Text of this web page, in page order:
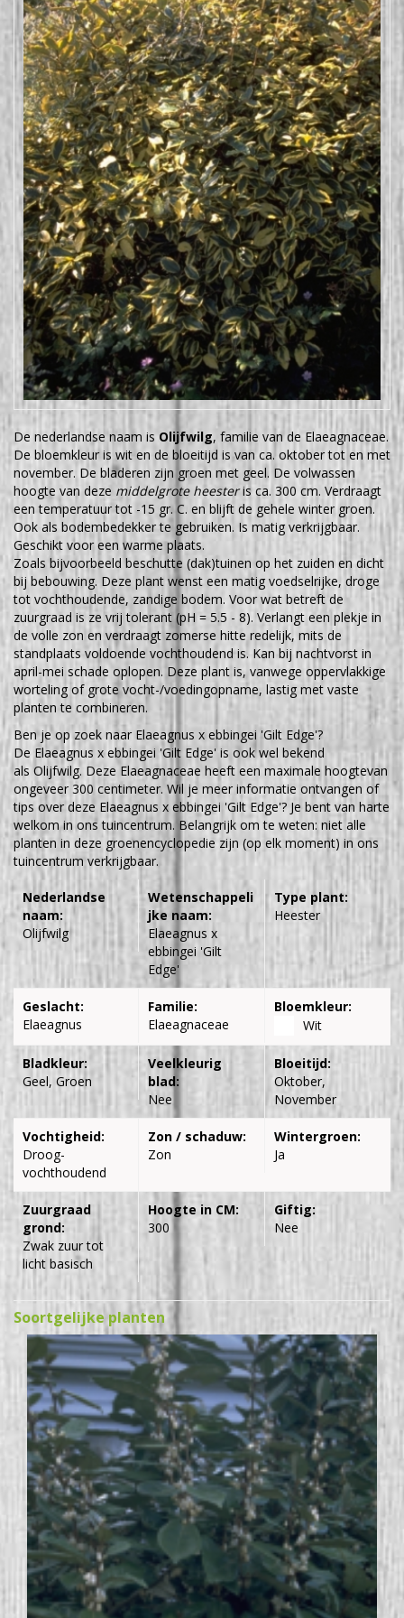
De nederlandse naam is Olijfwilg, familie van de Elaeagnaceae.
De bloemkleur is wit en de bloeitijd is van ca. oktober tot en met
november. De bladeren zijn groen met geel. De volwassen
hoogte van deze middelgrote heesteris ca. 300 cm. Verdraagt
een temperatuur tot -15 gr. C. en blijft de gehele winter groen.
Ook als bodembedekker te gebruiken. Is matig verkrijgbaar.
Geschikt voor een warme plaats.
Zoals bijvoorbeeld beschutte (dak)tuinen op het zuiden en dicht
bij bebouwing. Deze plant wenst een matig voedselrijke, droge
tot vochthoudende, zandige bodem. Voor wat betreft de
zuurgraad is ze vrij tolerant (pH = 5.5 - 8). Verlangt een plekje in
de volle zon en verdraagt zomerse hitte redelijk, mits de
standplaats voldoende vochthoudend is. Kan bij nachtvorst in
april-mei schade oplopen. Deze plant is, vanwege oppervlakkige
worteling of grote vocht-/voedingopname, lastig met vaste
planten te combineren.
Ben je op zoek naar Elaeagnus x ebbingei 'Gilt Edge'?
De Elaeagnus x ebbingei 'Gilt Edge' is ook wel bekend
als Olijfwilg. Deze Elaeagnaceae heeft een maximale hoogtevan
ongeveer 300 centimeter. Wil je meer informatie ontvangen of
tips over deze Elaeagnus x ebbingei 'Gilt Edge'? Je bent van harte
welkom in ons tuincentrum. Belangrijk om te weten: niet alle
planten in deze groenencyclopedie zijn (op elk moment) in ons
tuincentrum verkrijgbaar.
Nederlandse
naam:
Olijfwilg
Wetenschappeli
jke naam:
Elaeagnus x
ebbingei 'Gilt
Edge'
Type plant:
Heester
Geslacht:
Elaeagnus
Familie:
Elaeagnaceae
Bloemkleur:
Wit
Bladkleur:
Geel, Groen
Veelkleurig
blad:
Nee
Bloeitijd:
Oktober,
November
Vochtigheid:
Droog-
vochthoudend
Zon / schaduw:
Zon
Wintergroen:
Ja
Zuurgraad
grond:
Zwak zuur tot
licht basisch
Hoogte in CM:
300
Giftig:
Nee
Soortgelijke planten